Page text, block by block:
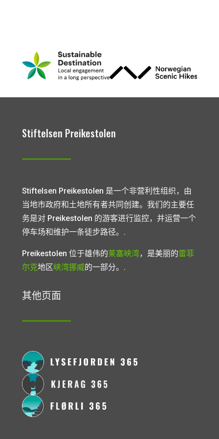
Stiftelsen Preikestolen
Stiftelsen Preikestolen 是一个非营利性组织，由
当地市政府和土地所有者共同创建。我们的主要任
务是对 Preikestolen 的游客进行监控，并运营一个
停车场和维护一条徒步路径。.
Preikestolen 位于雄伟的莱塞峡湾，是美丽的雷菲
尔克地区峡湾挪威的一部分。.
其他页面